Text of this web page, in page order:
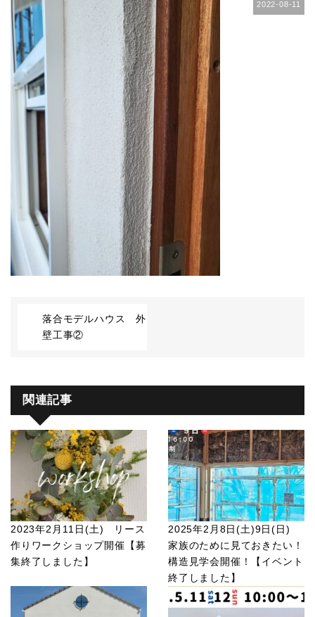
2022-08-11
落合モデルハウス 外
壁工事②
関連記事
2023年2月11日(土) リース
作りワークショップ開催【募
集終了しました】
2025年2月8日(土)9日(日)
家族のために見ておきたい！
構造見学会開催！【イベント
終了しました】